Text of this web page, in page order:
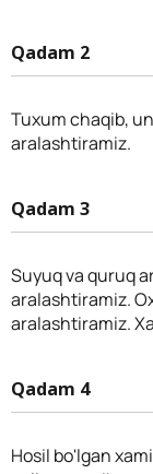
Qadam 2
Tuxum chaqib,
aralashtiramiz.
Qadam 3
Suyuq va quruq
aralashtiramiz.
aralashtiramiz.
Qadam 4
Hosil bo'lgan